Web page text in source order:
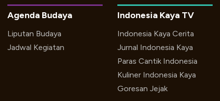
Indonesia Kaya TV
Indonesia Kaya Cerita
Jurnal Indonesia Kaya
Paras Cantik Indonesia
Kuliner Indonesia Kaya
Goresan Jejak
Agenda Budaya
Liputan Budaya
Jadwal Kegiatan